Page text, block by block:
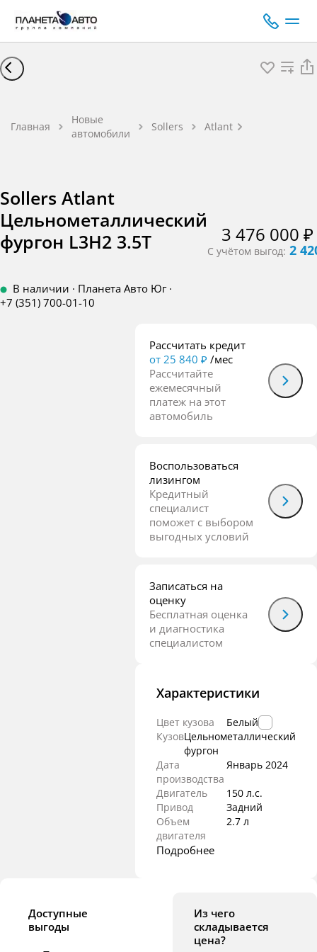
Главная
Новые
автомобили
Sollers Atlant
Sollers Atlant
Цельнометаллический
фургон L3H2 3.5T
В наличии · Планета Авто Юг·
+7 (351) 700-01-10
3 476 000 ₽
С учётом выгод: 2
Рассчитать кредит
от 25 840 ₽ /мес
Рассчитайте
ежемесячный
платеж на этот
автомобиль
Воспользоваться
лизингом
Кредитный
специалист
поможет с выбором
выгодных условий
Записаться на
оценку
Бесплатная оценка
и диагностика
специалистом
Характеристики
Цвет кузова
Белый
КузовЦельнометаллический
фургон
Дата
производства
Январь 2024
Двигатель
150 л.с.
Привод
Задний
Объем
двигателя
2.7 л
Подробнее
Доступные
выгоды
Из чего
складывается
цена?